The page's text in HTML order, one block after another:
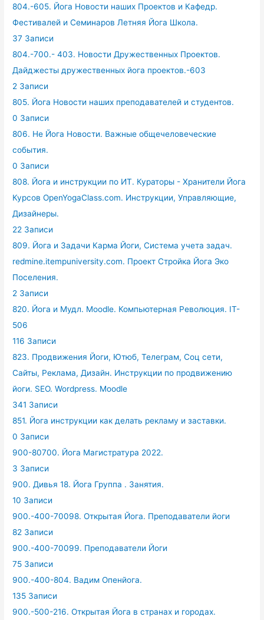
804.-605. Йога Новости наших Проектов и Кафедр.
Фестивалей и Семинаров Летняя Йога Школа.
37 Записи
804.-700.- 403. Новости Дружественных Проектов.
Дайджесты дружественных йога проектов.-603
2 Записи
805. Йога Новости наших преподавателей и студентов.
0 Записи
806. Не Йога Новости. Важные общечеловеческие
события.
0 Записи
808. Йога и инструкции по ИТ. Кураторы - Хранители Йога
Курсов OpenYogaClass.com. Инструкции, Управляющие,
Дизайнеры.
22 Записи
809. Йога и Задачи Карма Йоги, Система учета задач.
redmine.itempuniversity.com. Проект Стройка Йога Эко
Поселения.
2 Записи
820. Йога и Мудл. Moodle. Компьютерная Революция. IT-
506
116 Записи
823. Продвижения Йоги, Ютюб, Телеграм, Соц сети,
Сайты, Реклама, Дизайн. Инструкции по продвижению
йоги. SEO. Wordpress. Moodle
341 Записи
851. Йога инструкции как делать рекламу и заставки.
0 Записи
900-80700. Йога Магистратура 2022.
3 Записи
900. Дивья 18. Йога Группа . Занятия.
10 Записи
900.-400-70098. Открытая Йога. Преподаватели йоги
82 Записи
900.-400-70099. Преподаватели Йоги
75 Записи
900.-400-804. Вадим Опенйога.
135 Записи
900.-500-216. Открытая Йога в странах и городах.